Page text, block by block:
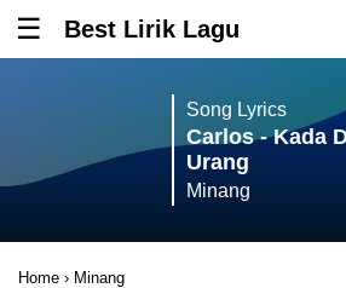
Tombol untuk membuka atau
Best Lirik Lagu
Song Lyrics
Carlos - Kada
Urang
Minang
Home › Minang